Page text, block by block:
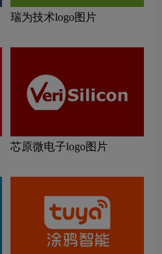
瑞为技术logo图片
芯原微电子logo图片